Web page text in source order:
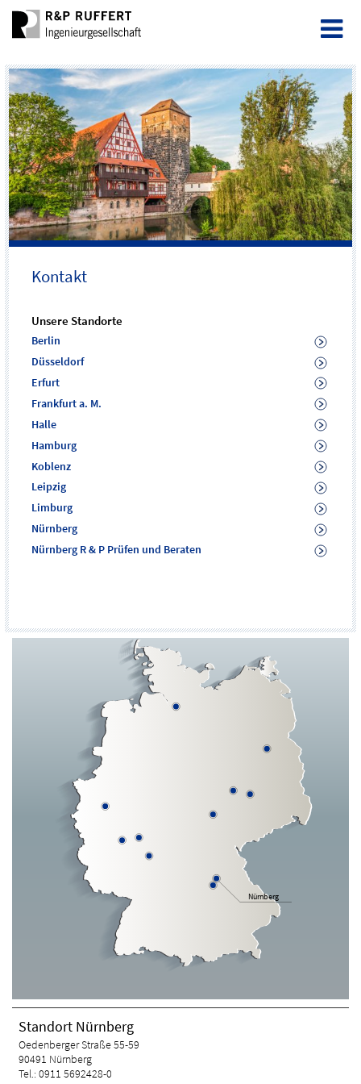
Kontakt
Unsere Standorte
Berlin
Düsseldorf
Erfurt
Frankfurt a. M.
Halle
Hamburg
Koblenz
Leipzig
Limburg
Nürnberg
Nürnberg R & P Prüfen und Beraten
Nürnberg
Standort Nürnberg
Oedenberger Straße 55-59
90491 Nürnberg
Tel.: 0911 5692428-0